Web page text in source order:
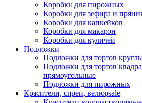
Коробки для пирожных
Коробки для зефира и
Коробки для капкейков
Коробки для макарон
Коробки для куличей
Подложки
Подложки для тортов
Подложки для тортов
прямоугольные
Подложки для пирожных
Красители, спреи, велюрsale